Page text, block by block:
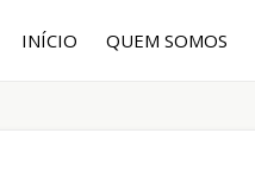
INÍCIO QUEM SOMOS